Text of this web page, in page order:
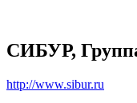
СИБУР,
http://www.sibur.ru